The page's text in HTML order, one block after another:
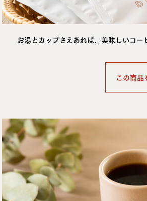
お湯とカップさえあれば、美味しいコ